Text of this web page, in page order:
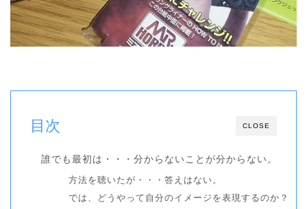
CLOSE
目次
誰でも最初は・・・分からないことが分からない。
方法を聴いたが・・・答えはない。
では、どうやって自分のイメージを表現するのか？